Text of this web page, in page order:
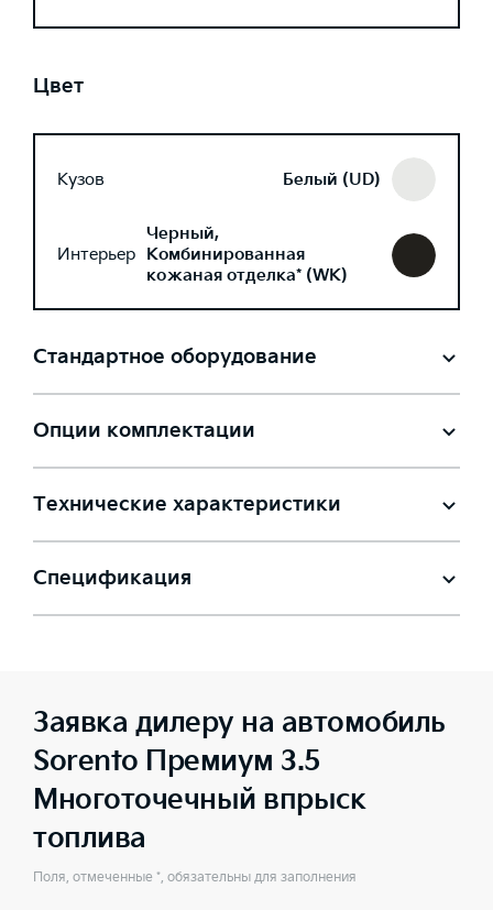
Цвет
Кузов Белый (UD)
Интерьер
Черный,
Комбинированная
кожаная отделка* (WK)
Стандартное оборудование
Опции комплектации
Технические характеристики
Спецификация
Заявка дилеру на автомобиль
Sorento Премиум 3.5
Многоточечный впрыск
топлива
Поля, отмеченные *, обязательны для заполнения